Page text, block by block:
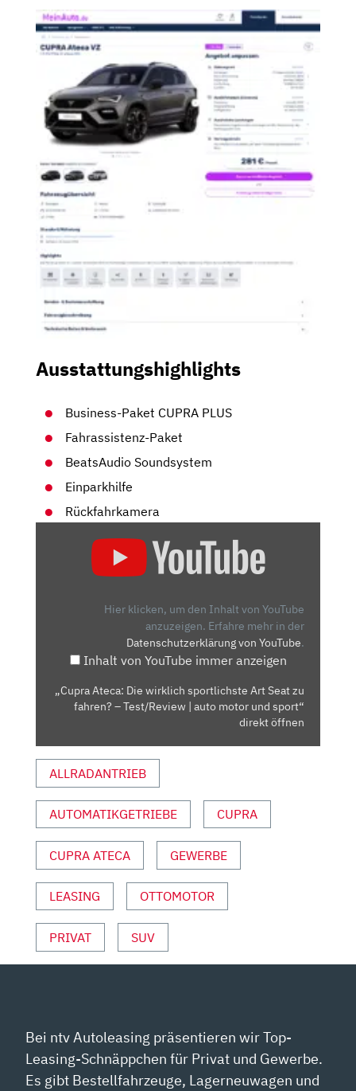
Ausstattungshighlights
Business-Paket CUPRA PLUS
Fahrassistenz-Paket
BeatsAudio Soundsystem
Einparkhilfe
Rückfahrkamera
SPORTLICHSTE
FAHREN?
AUTO
MOTOR
UND
SPORT“
YOUTUBE
ANZEIGEN
Hier klicken, um den Inhalt von YouTube
anzuzeigen. Erfahre mehr in der
Datenschutzerklärung von YouTube.
Inhalt von YouTube immer anzeigen
„Cupra Ateca: Die wirklich sportlichste Art Seat zu
fahren? – Test/Review | auto motor und sport“
direkt öffnen
ALLRADANTRIEB
AUTOMATIKGETRIEBE CUPRA
CUPRA ATECA GEWERBE
LEASING OTTOMOTOR
PRIVAT SUV
Bei ntv Autoleasing präsentieren wir Top-
Leasing-Schnäppchen für Privat und Gewerbe.
Es gibt Bestellfahrzeuge, Lagerneuwagen und